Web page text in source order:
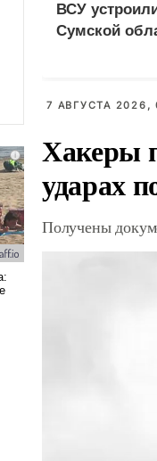
ВСУ
Сумской
7 АВГУСТА 2026,
Хакеры
ударах
Получены